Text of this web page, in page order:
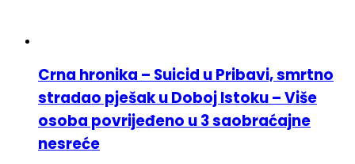
Crna hronika – Suicid u Pribavi, smrtno
stradao pješak u Doboj Istoku – Više
osoba povrijeđeno u 3 saobraćajne
nesreće